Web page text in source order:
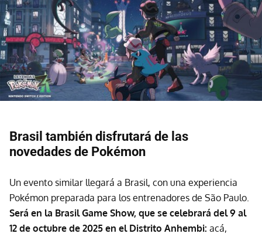
Brasil también disfrutará de las
novedades de Pokémon
Un evento similar llegará a Brasil, con una experiencia
Pokémon preparada para los entrenadores de São Paulo.
Será en la Brasil Game Show, que se celebrará del 9 al
12 de octubre de 2025 en el Distrito Anhembi: acá,